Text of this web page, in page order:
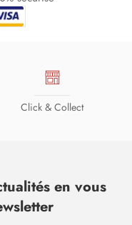
Click & Collect
en vous